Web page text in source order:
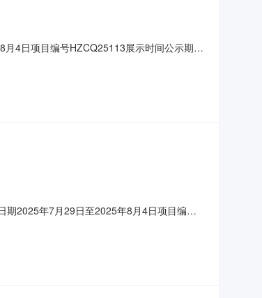
4日项目编号HZCQ25113展示时间公示期间
对标的物进行大规模装修、
期2025年7月29日至2025年8月4日项目编号
其他披露内容1、承租方不